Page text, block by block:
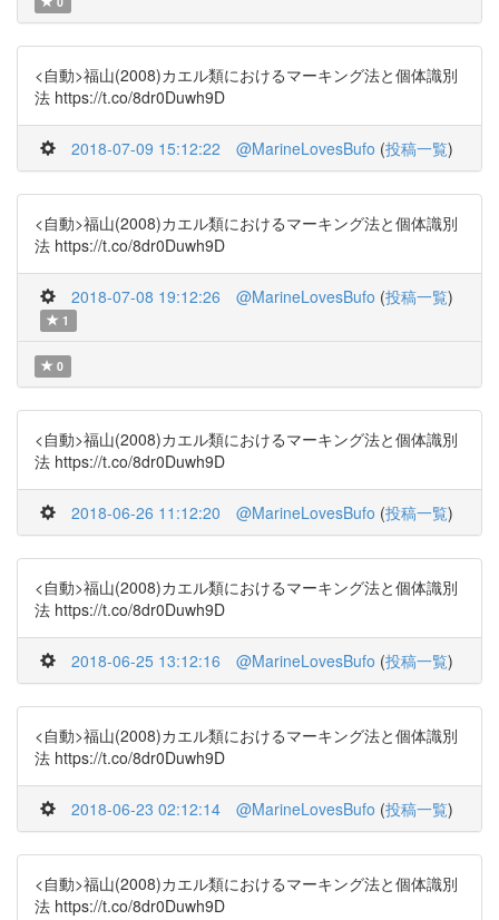
<自動>福山(2008)カエル類におけるマーキング法と個体識別
法 https://t.co/8dr0Duwh9D
2018-07-09 15:12:22 @MarineLovesBufo (投稿一覧)
<自動>福山(2008)カエル類におけるマーキング法と個体識別
法 https://t.co/8dr0Duwh9D
2018-07-08 19:12:26 @MarineLovesBufo (投稿一覧)
1
0
<自動>福山(2008)カエル類におけるマーキング法と個体識別
法 https://t.co/8dr0Duwh9D
2018-06-26 11:12:20 @MarineLovesBufo (投稿一覧)
<自動>福山(2008)カエル類におけるマーキング法と個体識別
法 https://t.co/8dr0Duwh9D
2018-06-25 13:12:16 @MarineLovesBufo (投稿一覧)
<自動>福山(2008)カエル類におけるマーキング法と個体識別
法 https://t.co/8dr0Duwh9D
2018-06-23 02:12:14 @MarineLovesBufo (投稿一覧)
<自動>福山(2008)カエル類におけるマーキング法と個体識別
法 https://t.co/8dr0Duwh9D